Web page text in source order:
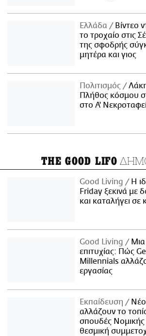
Ελλάδα
Βίντεο
το τροχαίο στις
της σφοδρής
μητέρα και γιος
Πολιτισμός
Πλήθος κόσμου
στο Α'
THE GOOD LIFO
Good Living
Η
Friday ξεκινά με
και καταλήγει σε
Good Living
Μια
επιτυχίας: Πώς
Millennials
εργασίας
Εκπαίδευση
αλλάζουν το
σπουδές
θεσμική